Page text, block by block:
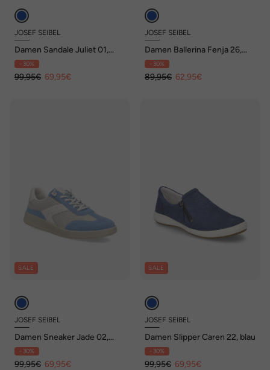
JOSEF SEIBEL
Damen Sandale Juliet 01,
indigo
- 30%
99,95€ 69,95€
JOSEF SEIBEL
Damen Ballerina Fenja 26,
indigo
- 30%
89,95€ 62,95€
SALE
JOSEF SEIBEL
Damen Sneaker Jade 02,
skyblue-kombi
- 30%
99,95€ 69,95€
SALE
JOSEF SEIBEL
Damen Slipper Caren 22, blau
- 30%
99,95€ 69,95€